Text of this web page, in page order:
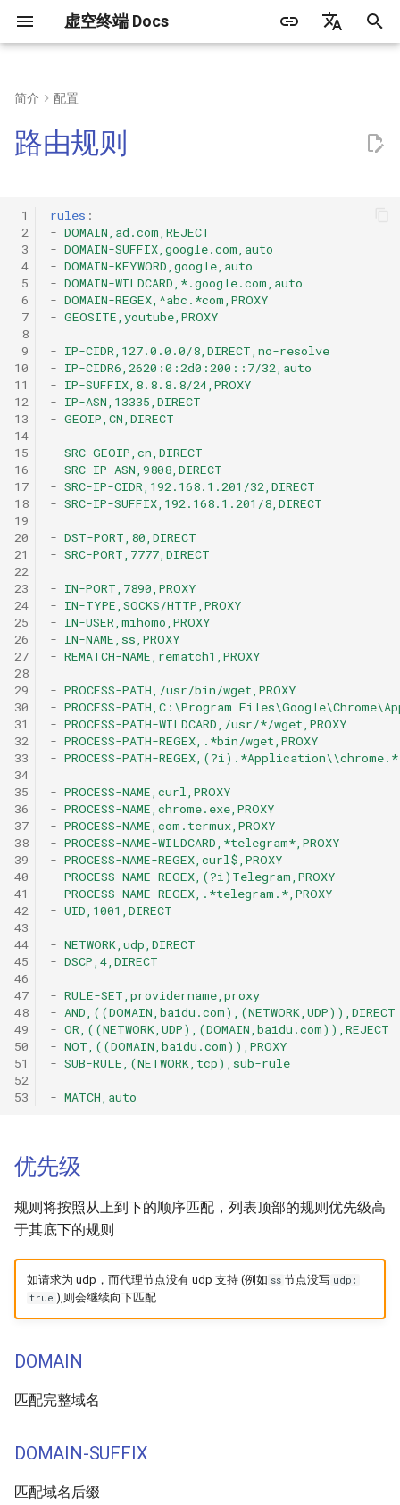
虚空终端 Docs
在
始
搜
索
引
擎
web面板
创建运行服务
三方工具/客户端
解析流程
listeners
redirect
tproxy
ShadowSocks
Trojan
Mieru
TUIC v4
TUIC v5
Hysteria2
Hysteria2 Realm
Snell
dialer-proxy
内置代理策略
DIRECT
DNS
Rematch
HTTP
SOCKS
Shadowsocks
ShadowsocksR
Snell
VMess
VLESS
Trojan
AnyTLS
Mieru
Sudoku
Hysteria
Hysteria2
TUIC
ShadowQUIC
WireGuard
SSH
MASQUE
TrustTunnel
OpenVPN
自动选择
自动回退
负载均衡
链式代理
DOMAIN-SUFFIX
DOMAIN-KEYWORD
DOMAIN-WILDCARD
DOMAIN-REGEX
GEOSITE
IP-CIDR & IP-CIDR6
IP-SUFFIX
IP-ASN
GEOIP
SRC-GEOIP
SRC-IP-ASN
SRC-IP-CIDR
SRC-IP-SUFFIX
DST-PORT
SRC-PORT
IN-PORT
IN-TYPE
IN-USER
IN-NAME
REMATCH-NAME
PROCESS-PATH
PROCESS-NAME
PROCESS-NAME-
WILDCARD
简介 配置
路由规则
1
2
3
4
5
6
7
8
9
10
11
12
13
14
15
16
17
18
19
20
21
22
23
24
25
26
27
28
29
30
31
32
33
34
35
36
37
38
39
40
41
42
43
44
45
46
47
48
49
50
51
52
53
rules :
- DOMAIN,ad.com,REJECT
- DOMAIN-SUFFIX,google.com,auto
- DOMAIN-KEYWORD,google,auto
- DOMAIN-WILDCARD,*.google.com,auto
- DOMAIN-REGEX,^abc.*com,PROXY
- GEOSITE,youtube,PROXY
- IP-CIDR,127.0.0.0/8,DIRECT,no-resolve
- IP-CIDR6,2620:0:2d0:200::7/32,auto
- IP-SUFFIX,8.8.8.8/24,PROXY
- IP-ASN,13335,DIRECT
- GEOIP,CN,DIRECT
- SRC-GEOIP,cn,DIRECT
- SRC-IP-ASN,9808,DIRECT
- SRC-IP-CIDR,192.168.1.201/32,DIRECT
- SRC-IP-SUFFIX,192.168.1.201/8,DIRECT
- DST-PORT,80,DIRECT
- SRC-PORT,7777,DIRECT
- IN-PORT,7890,PROXY
- IN-TYPE,SOCKS/HTTP,PROXY
- IN-USER,mihomo,PROXY
- IN-NAME,ss,PROXY
- REMATCH-NAME,rematch1,PROXY
- PROCESS-PATH,/usr/bin/wget,PROXY
- PROCESS-PATH,C:\Program
- PROCESS-PATH-WILDCARD,/usr/*/wget,PROXY
- PROCESS-PATH-REGEX,.*bin/wget,PROXY
- PROCESS-PATH-
- PROCESS-NAME,curl,PROXY
- PROCESS-NAME,chrome.exe,PROXY
- PROCESS-NAME,com.termux,PROXY
- PROCESS-NAME-WILDCARD,*telegram*,PROXY
- PROCESS-NAME-REGEX,curl$,PROXY
- PROCESS-NAME-REGEX,(?i)Telegram,PROXY
- PROCESS-NAME-REGEX,.*telegram.*,PROXY
- UID,1001,DIRECT
- NETWORK,udp,DIRECT
- DSCP,4,DIRECT
- RULE-SET,providername,proxy
- AND,((DOMAIN,baidu.com),(NETWORK,UDP)),DIRECT
- OR,((NETWORK,UDP),(DOMAIN,baidu.com)),REJECT
- NOT,((DOMAIN,baidu.com)),PROXY
- SUB-RULE,(NETWORK,tcp),sub-rule
- MATCH,auto
优先级
规则将按照从上到下的顺序匹配，列表顶部的规则优先级高
于其底下的规则
如请求为 udp，而代理节点没有 udp 支持 (例如 ss 节点没写 udp:
true ),则会继续向下匹配
DOMAIN
匹配完整域名
DOMAIN-SUFFIX
匹配域名后缀